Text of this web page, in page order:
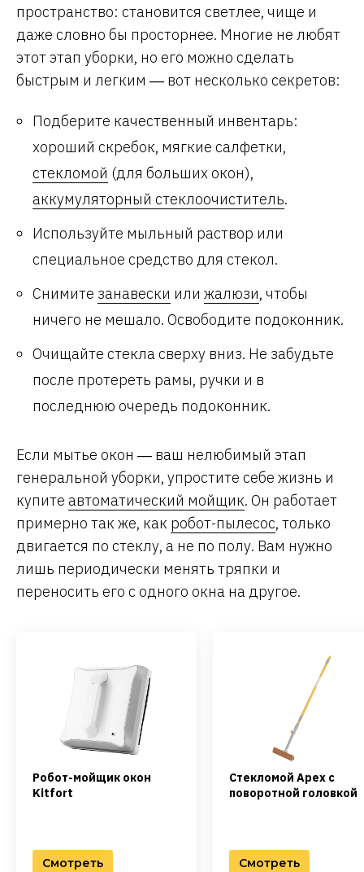
пространство: становится светлее, чище и
даже словно бы просторнее. Многие не любят
этот этап уборки, но его можно сделать
быстрым и легким ― вот несколько секретов:
Подберите качественный инвентарь:
хороший скребок, мягкие салфетки,
стекломой (для больших окон),
аккумуляторный стеклоочиститель.
Используйте мыльный раствор или
специальное средство для стекол.
Снимите занавески или жалюзи, чтобы
ничего не мешало. Освободите подоконник.
Очищайте стекла сверху вниз. Не забудьте
после протереть рамы, ручки и в
последнюю очередь подоконник.
Если мытье окон ― ваш нелюбимый этап
генеральной уборки, упростите себе жизнь и
купите автоматический мойщик. Он работает
примерно так же, как робот-пылесос, только
двигается по стеклу, а не по полу. Вам нужно
лишь периодически менять тряпки и
переносить его с одного окна на другое.
Робот-мойщик окон
Kitfort
Смотреть
Стекломой Apex с
поворотной головкой
Смотреть